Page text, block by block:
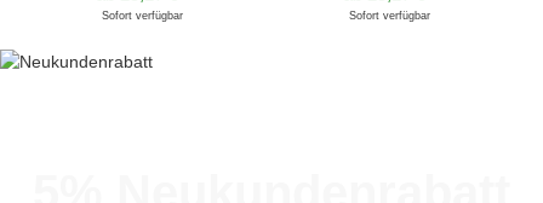
Sofort verfügbar Sofort verfügbar